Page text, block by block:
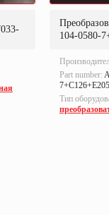
104-0580-
Part number:
Тип